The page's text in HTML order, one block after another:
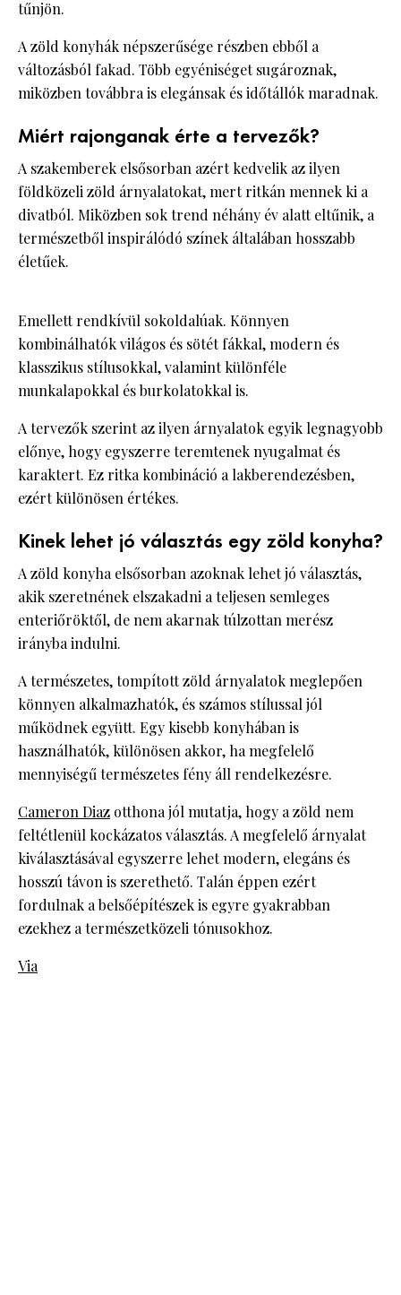
tűnjön.
A zöld konyhák népszerűsége részben ebből a
változásból fakad. Több egyéniséget sugároznak,
miközben továbbra is elegánsak és időtállók maradnak.
Miért rajonganak érte a tervezők?
A szakemberek elsősorban azért kedvelik az ilyen
földközeli zöld árnyalatokat, mert ritkán mennek ki a
divatból. Miközben sok trend néhány év alatt eltűnik, a
természetből inspirálódó színek általában hosszabb
életűek.
Emellett rendkívül sokoldalúak. Könnyen
kombinálhatók világos és sötét fákkal, modern és
klasszikus stílusokkal, valamint különféle
munkalapokkal és burkolatokkal is.
A tervezők szerint az ilyen árnyalatok egyik legnagyobb
előnye, hogy egyszerre teremtenek nyugalmat és
karaktert. Ez ritka kombináció a lakberendezésben,
ezért különösen értékes.
Kinek lehet jó választás egy zöld konyha?
A zöld konyha elsősorban azoknak lehet jó választás,
akik szeretnének elszakadni a teljesen semleges
enteriőröktől, de nem akarnak túlzottan merész
irányba indulni.
A természetes, tompított zöld árnyalatok meglepően
könnyen alkalmazhatók, és számos stílussal jól
működnek együtt. Egy kisebb konyhában is
használhatók, különösen akkor, ha megfelelő
mennyiségű természetes fény áll rendelkezésre.
Cameron Diaz otthona jól mutatja, hogy a zöld nem
feltétlenül kockázatos választás. A megfelelő árnyalat
kiválasztásával egyszerre lehet modern, elegáns és
hosszú távon is szerethető. Talán éppen ezért
fordulnak a belsőépítészek is egyre gyakrabban
ezekhez a természetközeli tónusokhoz.
Via